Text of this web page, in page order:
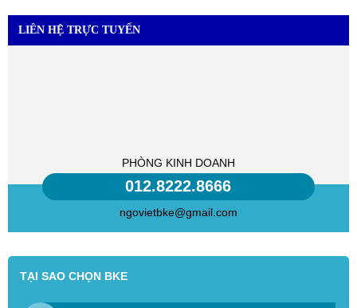
LIÊN HỆ TRỰC TUYẾN
PHÒNG KINH DOANH
012.8222.8666
ngovietbke@gmail.com
TẠI SAO CHỌN BKE